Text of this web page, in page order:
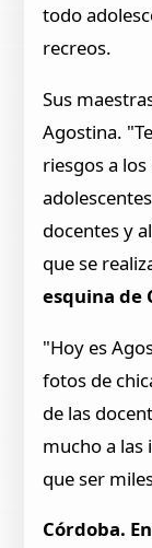
todo
recreos.
Sus
Agostina.
riesgos a
docentes y
que se
esquina de
"Hoy es
fotos de
de las
mucho a las
que ser
Córdoba.